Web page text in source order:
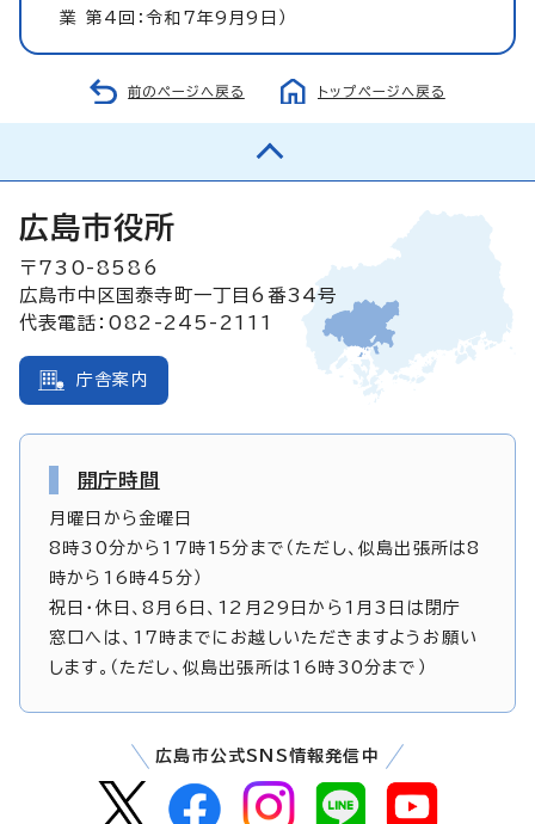
業 第4回：令和7年9月9日）
前のページへ戻る トップページへ戻る
広島市役所
〒730-8586
広島市中区国泰寺町一丁目6番34号
代表電話：082-245-2111
庁舎案内
開庁時間
月曜日から金曜日
8時30分から17時15分まで（ただし、似島出張所は8
時から16時45分）
祝日・休日、8月6日、12月29日から1月3日は閉庁
窓口へは、17時までにお越しいただきますようお願い
します。（ただし、似島出張所は16時30分まで）
広島市公式SNS情報発信中